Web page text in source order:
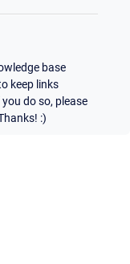
base
keep links
do so, please
:)